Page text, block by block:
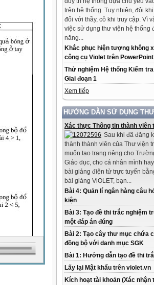
trên hệ thống. Tuy nhiên, đôi
đối với thầy, cô khi truy cập. Vì
việc sử dụng thư viện hệ thống
năng...
Khắc phục hiện tượng không
công cụ Violet trên PowerPoint
Thử nghiệm Hệ thống Kiểm
Giai đoạn 1
Xem tiếp
HƯỚNG DẪN SỬ DỤNG
Xác thực Thông tin thành viên
Sau khi đã đăng
thành thành viên của Thư viện
muốn tạo trang riêng cho
Giáo dục, cho cá nhân mình
bài giảng điện tử trực tuyến
bài giảng ViOLET, bạn...
Bài 4: Quản lí ngân hàng câu
kiện
Bài 3: Tạo đề thi trắc nghiệm
một đáp án đúng
Bài 2: Tạo cây thư mục chứa
đồng bộ với danh mục SGK
Bài 1: Hướng dẫn tạo đề thi
Lấy lại Mật khẩu trên violet.vn
Kích hoạt tài khoản (Xác nhận